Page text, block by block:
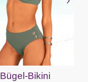
Bügel-Bikini